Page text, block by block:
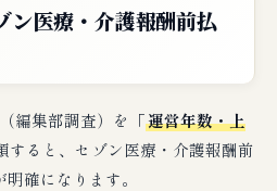
ン医療・介護報酬前払
編集部調査）を「運営年数・上
すると、セゾン医療・介護報酬前
確になります。